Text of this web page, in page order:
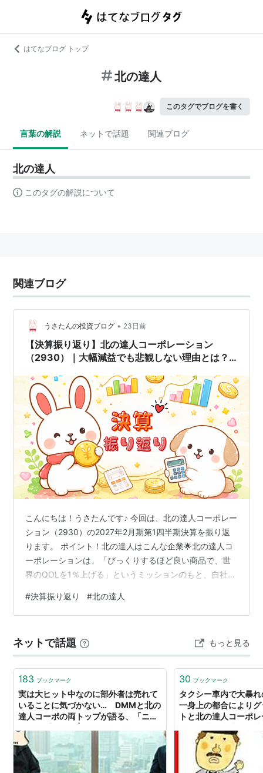
はてなブログ トップ
北の達人
このタグでブログを書く
言葉の解説 ネットで話題 関連ブログ
北の達人
このタグの解説について
関連ブログ
うさたんの投資ブログ • 23日前
【決算振り返り】北の達人コーポレーション
（2930）｜大幅減益でも悲観しない理由とは？
こんにちは！うさたんです♪ 今回は、北の達人コーポレー
ション（2930）の2027年2月期第1四半期決算を振り返
ります。 ポイント！北の達人はこんな企業🌟北の達人コ
ーポレーションは、「びっくりするほど良い商品で、世
界のQOLを1％上げる」というミッションのもと、自社ブ
美容関連商品などを企画・販売しているD2C企業です。
代表商品には「ヒアロディープパッチ」や「カイテキオ
モデルを強みとしています。また、子会社では美容家電
ブランド「SALONMOON」やカラーコンタクトレンズ事
業も展開しており、グル…
#決算振り返り #北の達人
ネットで話題 もっと見る
183 ブックマーク
実は大ヒット中なのに部外者は売れて
いることに気づかない… DMMと北の
達人コーポの両トップが語る、「ニッ
30 ブックマーク
タクシー車内で大暴
一身上の都合により
トと北の達人コーポ
力２階建